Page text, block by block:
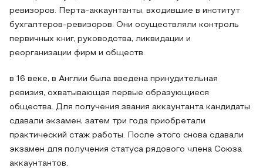
ревизоров. Перта-аккаунтанты, входившие в институт
бухгалтеров-ревизоров. Они осуществляли контроль
первичных книг, руководства, ликвидации и
реорганизации фирм и обществ.
в 16 веке, в Англии была введена принудительная
ревизия, охватывающая первые образующиеся
общества. Для получения звания аккаунтанта кандидаты
сдавали экзамен, затем три года приобретали
практический стаж работы. После этого снова сдавали
экзамен для получения статуса рядового члена Союза
аккаунтантов.